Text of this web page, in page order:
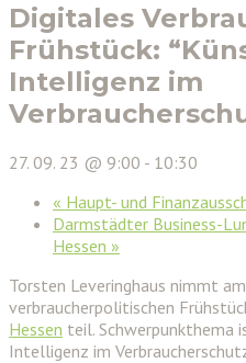
Digitales
Frühstück:
Intelligenz im
27. 09. 23 @ 9:00 - 10:30
« Haupt- und
Darmstädter Business-
Hessen »
Torsten Leveringhaus nimmt
verbraucherpolitischen
Hessen teil. Schwerpunkthema
Intelligenz im